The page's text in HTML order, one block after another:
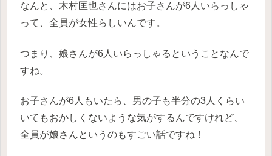
なんと、木村匡也さんにはお子さんが6人いらっしゃ
って、全員が女性らしいんです。
つまり、娘さんが6人いらっしゃるということなんで
すね。
お子さんが6人もいたら、男の子も半分の3人くらい
いてもおかしくないような気がするんですけれど、
全員が娘さんというのもすごい話ですね！